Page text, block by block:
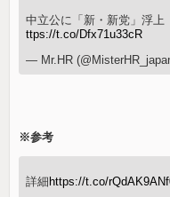
中立公に「新・新党」浮
ttps://t.co/Dfx71u33cR
— Mr.HR
※参考
詳細 https://t.co/